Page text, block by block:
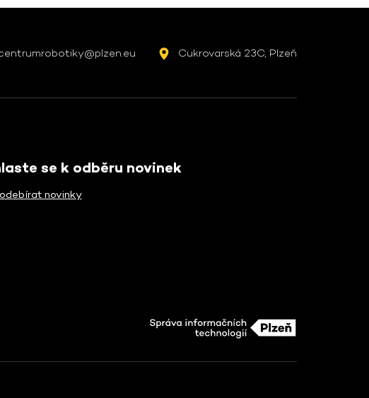
Cukrovarská 23C, Plzeň
se k odběru novinek
novinky